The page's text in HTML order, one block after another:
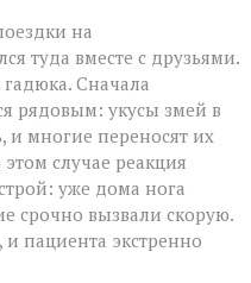
на
туда вместе с друзьями.
гадюка. Сначала
рядовым: укусы змей в
и многие переносят их
случае реакция
уже дома нога
срочно вызвали скорую.
пациента экстренно